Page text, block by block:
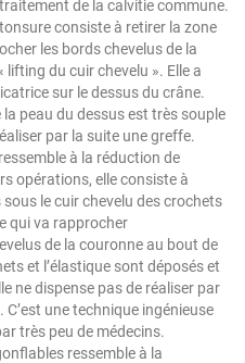
de la calvitie commune.
consiste à retirer la zone
les bords chevelus de la
lifting du cuir chevelu ». Elle a
sur le dessus du crâne.
peau du dessus est très souple
par la suite une greffe.
à la réduction de
opérations, elle consiste à
le cuir chevelu des crochets
qui va rapprocher
de la couronne au bout de
et l’élastique sont déposés et
ne dispense pas de réaliser par
une technique ingénieuse
très peu de médecins.
ressemble à la